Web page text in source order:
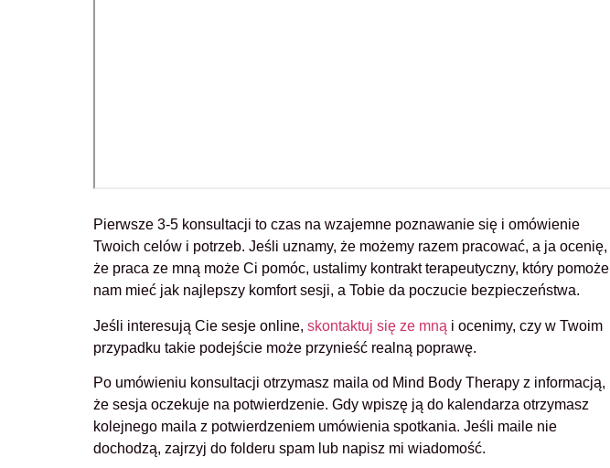
Pierwsze 3-5 konsultacji to czas na wzajemne poznawanie się i omówienie
Twoich celów i potrzeb. Jeśli uznamy, że możemy razem pracować, a ja ocenię,
że praca ze mną może Ci pomóc, ustalimy kontrakt terapeutyczny, który pomoże
nam mieć jak najlepszy komfort sesji, a Tobie da poczucie bezpieczeństwa.
Jeśli interesują Cie sesje online, skontaktuj się ze mną i ocenimy, czy w Twoim
przypadku takie podejście może przynieść realną poprawę.
Po umówieniu konsultacji otrzymasz maila od Mind Body Therapy z informacją,
że sesja oczekuje na potwierdzenie. Gdy wpiszę ją do kalendarza otrzymasz
kolejnego maila z potwierdzeniem umówienia spotkania. Jeśli maile nie
dochodzą, zajrzyj do folderu spam lub napisz mi wiadomość.